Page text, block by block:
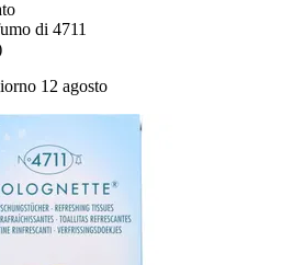
di 4711
12 agosto